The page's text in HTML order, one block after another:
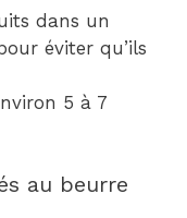
dans un
éviter qu’ils
5 à 7
au beurre